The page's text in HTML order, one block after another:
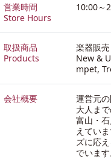
営業時間
Store Hours
10:00～
取扱商品
Products
楽器販売
New &
mpet,
会社概要
運営元
大人ま
富山・
えてい
ズに応
でいま